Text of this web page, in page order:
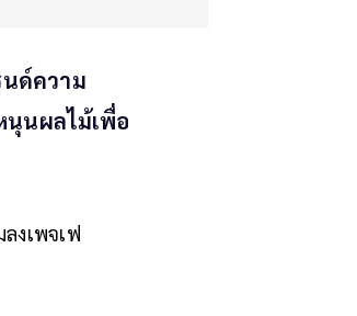
ด์ความ
นุนผลไม้เพื่อ
งเพจเฟ